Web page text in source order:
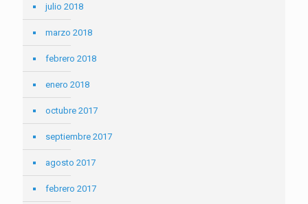
julio 2018
marzo 2018
febrero 2018
enero 2018
octubre 2017
septiembre 2017
agosto 2017
febrero 2017